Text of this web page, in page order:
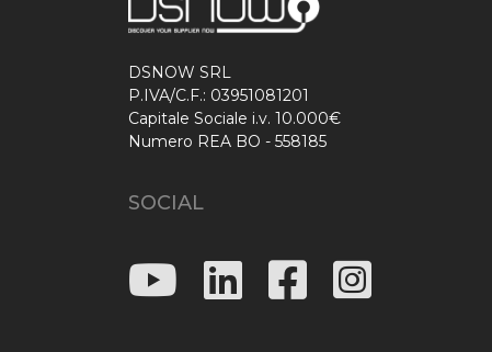
DSNOW SRL
P.IVA/C.F.: 03951081201
Capitale Sociale i.v. 10.000€
Numero REA BO - 558185
SOCIAL